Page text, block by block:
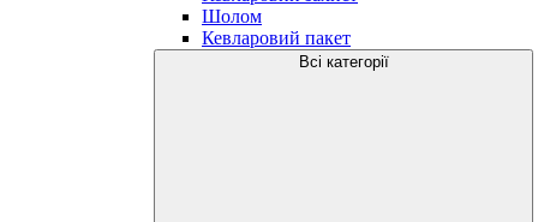
Шолом
Кевларовий пакет
Всі категорії